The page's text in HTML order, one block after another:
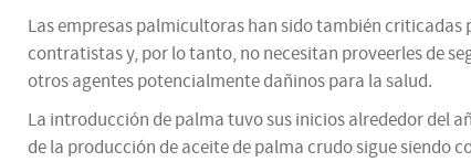
Las empresas palmicultoras han sido también
contratistas y, por lo tanto, no necesitan proveerles de
otros agentes potencialmente dañinos para la salud.
La introducción de palma tuvo sus inicios alrededor del
de la producción de aceite de palma crudo sigue siendo